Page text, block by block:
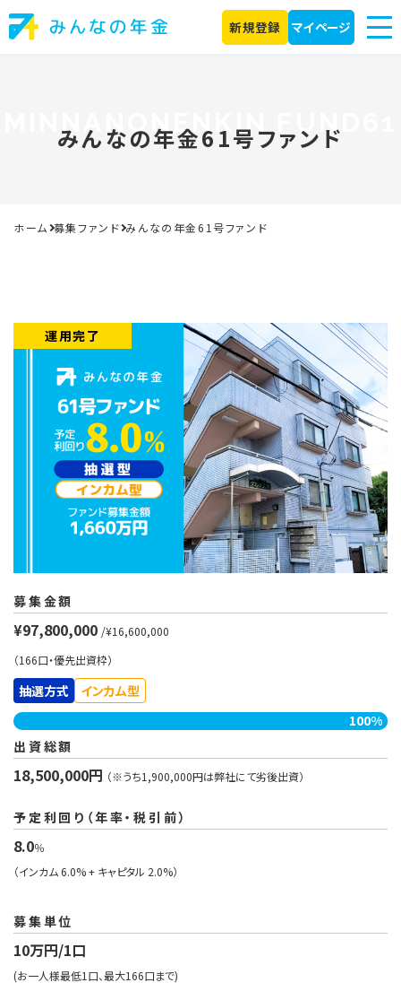
新規登録 マイページ
MINNANONENKIN FUND61
みんなの年金61号ファンド
ホーム 募集ファンド みんなの年金61号ファンド
運用完了
募集金額
¥97,800,000 /¥16,600,000
（166口・優先出資枠）
抽選方式
インカム型
100%
出資総額
18,500,000円 （※うち1,900,000円は弊社にて劣後出資）
予定利回り（年率・税引前）
8.0％
（インカム 6.0% + キャピタル 2.0%）
募集単位
10万円/1口
(お一人様最低1口、最大166口まで)